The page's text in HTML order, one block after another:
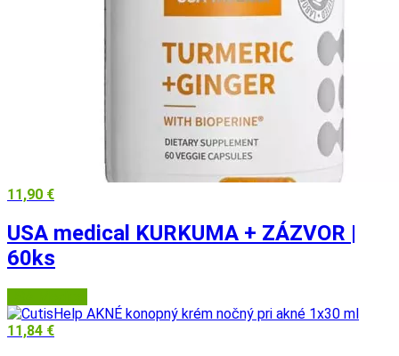
11,90 €
USA medical KURKUMA + ZÁZVOR |
60ks
11,84 €